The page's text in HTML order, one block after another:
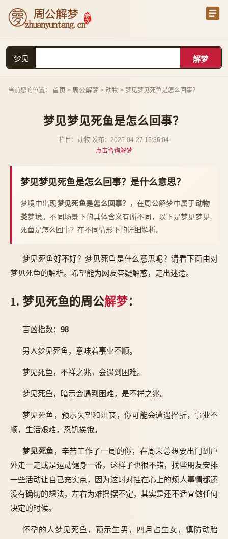
梦见
当前您的位置： 首页 > 周公解梦 > 动物 > 梦见梦见死鱼是怎么回事？
梦见梦见死鱼是怎么回事？
栏目： 动物 发布：2025-04-27 15:36:04
点击咨询解梦
梦见梦见死鱼是怎么回事？是什么意思？
梦境中出现梦见死鱼是怎么回事？ ，在周公解梦中属于动物
类梦境。不同场景下的具体含义有所不同，以下是梦见梦见
死鱼是怎么回事？在不同情形下的详细解析。
梦见死鱼好不好？梦见死鱼是什么意思呢？请看下面由对
梦见死鱼的解析。希望能为网友答疑解惑，走出迷途。
1. 梦见死鱼的周公解梦：
吉凶指数： 98
男人梦见死鱼，意味着事业不顺。
梦见死鱼，不祥之兆，会遇到困难。
梦见死鱼，暗示会遇到困难，是不祥之兆。
梦见死鱼，预示失望和沮丧，你可能会遭遇挫折，事业不
顺，生活艰难，忍饥挨饿。
梦见死鱼 ，辛苦工作了一周的你，在周末总想要出门到户
外走一走或是运动健身一番，这样子也很不错，找些朋友安排
一些活动让自己充实点，因为这时对挂在心上的烦人事情都还
没有确切的想法，左右为难摇摆不定，其实是还不适宜做任何
决定的时候。
怀孕的人梦见死鱼，预示生男，四月占生女，慎防动胎